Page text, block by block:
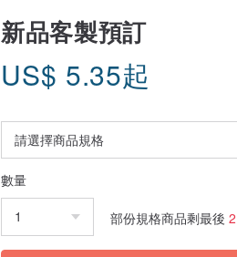
新品客製預訂
US$ 5.35起
數量
部份規格商品剩最後 2